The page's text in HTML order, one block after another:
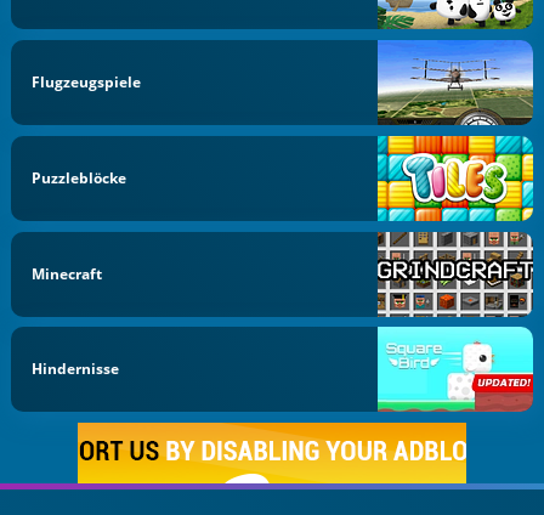
Flugzeugspiele
Puzzleblöcke
Minecraft
Hindernisse